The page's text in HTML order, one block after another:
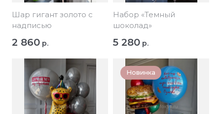
Шар гигант золото с
надписью
2 860 р.
Набор «Темный
шоколад»
5 280 р.
Новинка